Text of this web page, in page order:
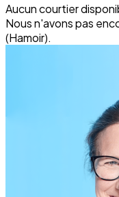
Aucun courtier
Nous n'avons pas
(Hamoir).